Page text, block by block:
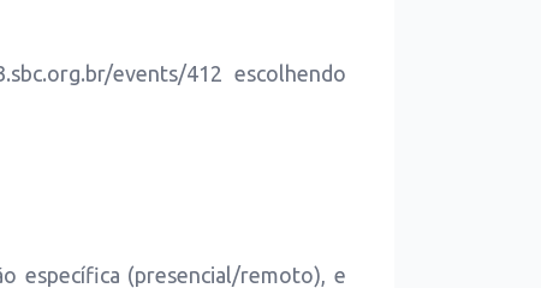
events/412 escolhendo
específica (presencial/remoto), e